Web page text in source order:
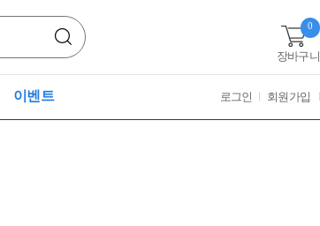
장바구니
0
이벤트 로그인 회원가입